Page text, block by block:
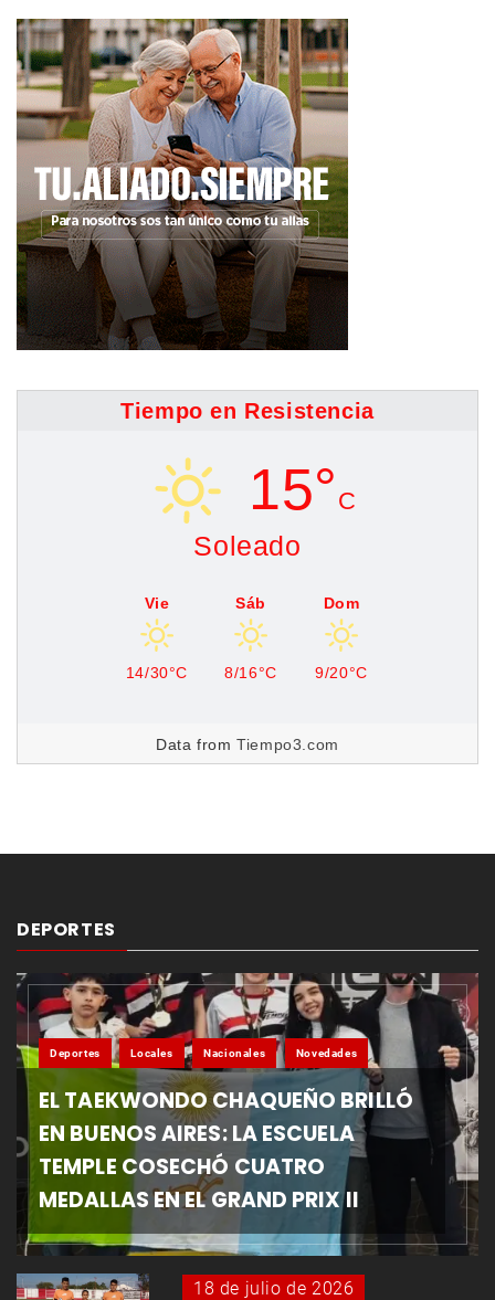
Tiempo en Resistencia
15° C
Soleado
Vie
14/30°C
Sáb
8/16°C
Dom
9/20°C
Data fromTiempo3.com
DEPORTES
Deportes Locales Nacionales Novedades
EL TAEKWONDO CHAQUEÑO BRILLÓ
EN BUENOS AIRES: LA ESCUELA
TEMPLE COSECHÓ CUATRO
MEDALLAS EN EL GRAND PRIX II
18 de julio de 2026